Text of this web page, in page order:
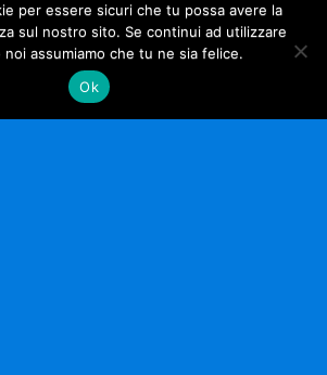
per essere sicuri che tu possa avere la
sul nostro sito. Se continui ad utilizzare
assumiamo che tu ne sia felice.
Ok